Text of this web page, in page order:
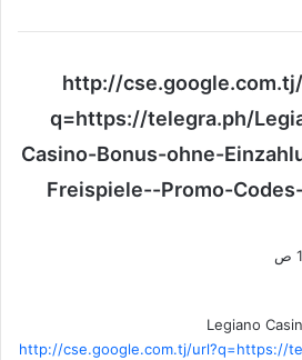
http://
q=https://telegra.ph/
Casino-Bonus-ohne-
Freispiele--Promo-
Legiano
http://cse.google.com.tj/url?q=https://